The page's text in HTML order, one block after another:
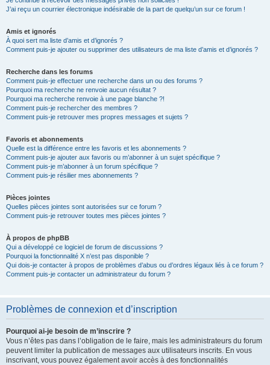
J’ai reçu un courrier électronique indésirable de la part de quelqu’un sur ce forum !
Amis et ignorés
À quoi sert ma liste d’amis et d’ignorés ?
Comment puis-je ajouter ou supprimer des utilisateurs de ma liste d’amis et d’ignorés ?
Recherche dans les forums
Comment puis-je effectuer une recherche dans un ou des forums ?
Pourquoi ma recherche ne renvoie aucun résultat ?
Pourquoi ma recherche renvoie à une page blanche ?!
Comment puis-je rechercher des membres ?
Comment puis-je retrouver mes propres messages et sujets ?
Favoris et abonnements
Quelle est la différence entre les favoris et les abonnements ?
Comment puis-je ajouter aux favoris ou m’abonner à un sujet spécifique ?
Comment puis-je m’abonner à un forum spécifique ?
Comment puis-je résilier mes abonnements ?
Pièces jointes
Quelles pièces jointes sont autorisées sur ce forum ?
Comment puis-je retrouver toutes mes pièces jointes ?
À propos de phpBB
Qui a développé ce logiciel de forum de discussions ?
Pourquoi la fonctionnalité X n’est pas disponible ?
Qui dois-je contacter à propos de problèmes d’abus ou d’ordres légaux liés à ce forum ?
Comment puis-je contacter un administrateur du forum ?
Problèmes de connexion et d’inscription
Pourquoi ai-je besoin de m’inscrire ?
Vous n’êtes pas dans l’obligation de le faire, mais les administrateurs du forum
peuvent limiter la publication de messages aux utilisateurs inscrits. En vous
inscrivant, vous pouvez également avoir accès à des fonctionnalités